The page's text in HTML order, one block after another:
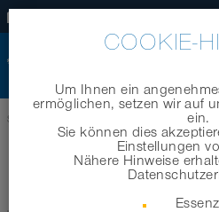
Startseite
KONSTRUKTIONEN
COOKIE-
Um Ihnen ein
ermöglichen, setzen wir auf
ein.
Sie können dies
Einstellungen
Nähere Hinweise